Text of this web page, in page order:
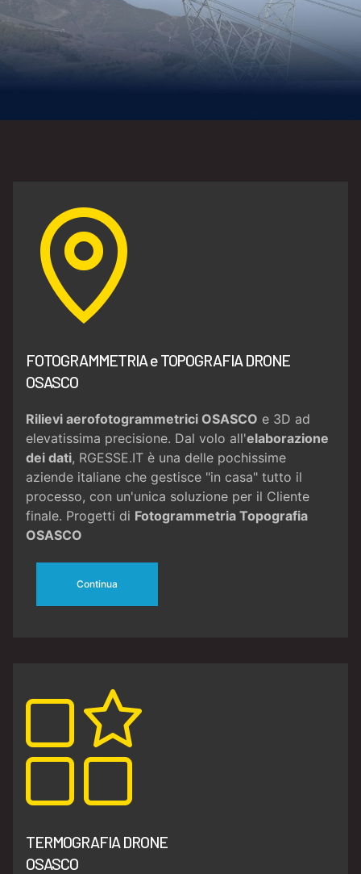
FOTOGRAMMETRIA e TOPOGRAFIA DRONE
OSASCO
Rilievi aerofotogrammetrici OSASCO e 3D ad
elevatissima precisione. Dal volo all'elaborazione
dei dati, RGESSE.IT è una delle pochissime
aziende italiane che gestisce "in casa" tutto il
processo, con un'unica soluzione per il Cliente
finale. Progetti di Fotogrammetria Topografia
OSASCO
Continua
TERMOGRAFIA DRONE
OSASCO